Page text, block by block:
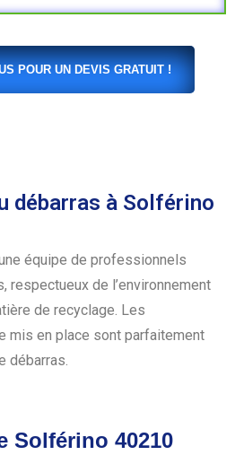
POUR UN DEVIS GRATUIT !
débarras à Solférino
équipe de professionnels
respectueux de l’environnement
de recyclage. Les
mis en place sont parfaitement
débarras.
Solférino 40210